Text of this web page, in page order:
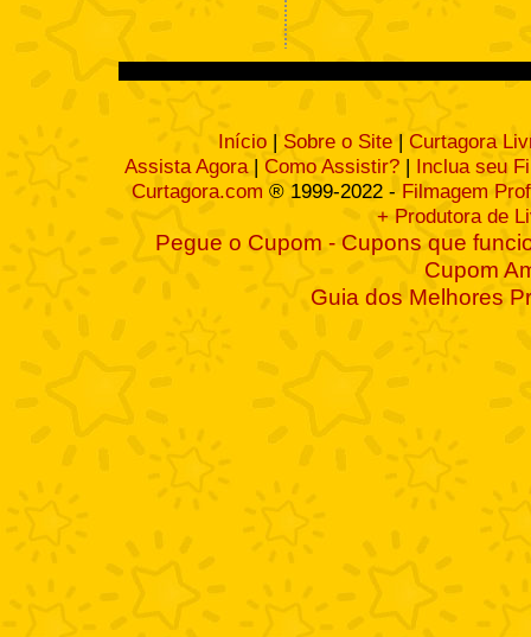
Início | Sobre o Site | Curtagora
Assista Agora| Como Assistir? | Inclua seu
Curtagora.com ® 1999-2022 - Filmagem
+ Produtora de
Pegue o Cupom - Cupons que
Cupom
Guia dos Melhores